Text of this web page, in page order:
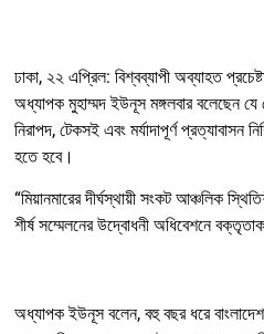
ঢাকা, ২২ এপ্রিল: বিশ্বব্যাপী অব্যাহত
অধ্যাপক মুহাম্মদ ইউনূস মঙ্গলবার বলেছেন যে
নিরাপদ, টেকসই এবং মর্যাদাপূর্ণ প্রত্যাবাসন
হতে হবে।
“মিয়ানমারের দীর্ঘস্থায়ী সংকট আঞ্চলিক
শীর্ষ সম্মেলনের উদ্বোধনী অধিবেশনে
অধ্যাপক ইউনূস বলেন, বহু বছর ধরে বাংলাদেশ